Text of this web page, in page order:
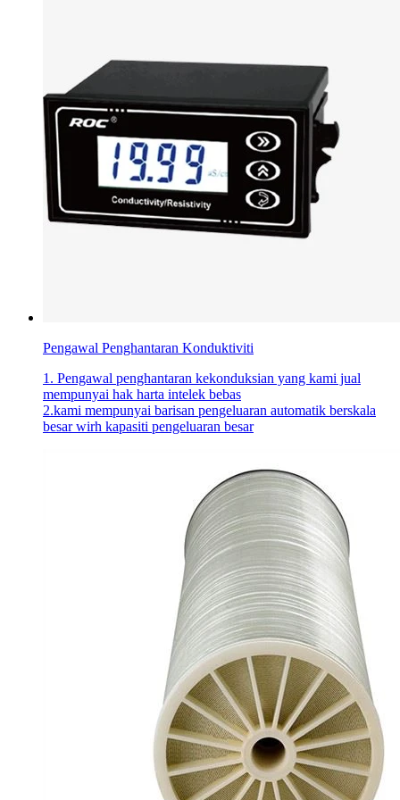
Pengawal Penghantaran Konduktiviti
1. Pengawal penghantaran kekonduksian yang kami jual
mempunyai hak harta intelek bebas
2.kami mempunyai barisan pengeluaran automatik berskala
besar wirh kapasiti pengeluaran besar